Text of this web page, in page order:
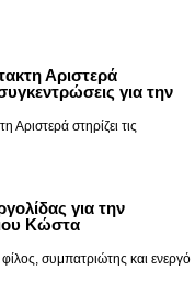
Αριστερά
για την
στηρίζει τις
για την
Κώστα
συμπατριώτης και ενεργό